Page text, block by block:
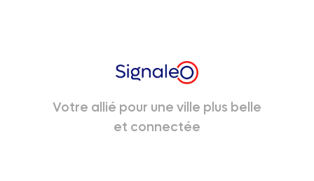
Votre allié pour une ville plus belle
et connectée